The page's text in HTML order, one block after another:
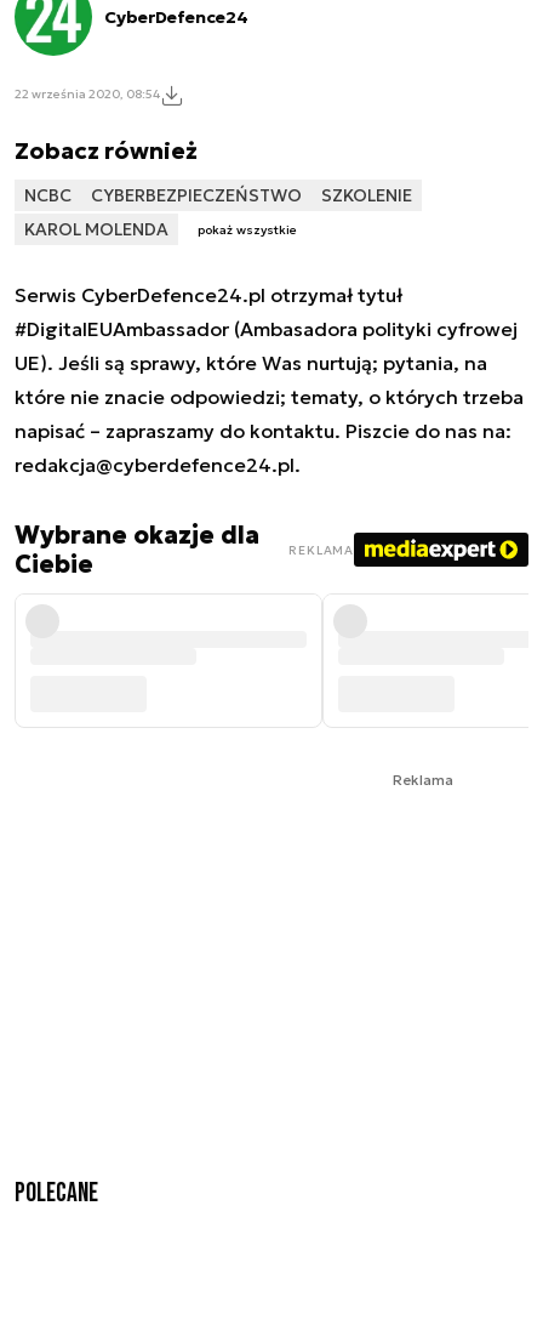
CyberDefence24
22 września 2020, 08:54
Zobacz również
NCBC CYBERBEZPIECZEŃSTWO
SZKOLENIE
KAROL MOLENDA
pokaż wszystkie
Serwis CyberDefence24.pl otrzymał tytuł
#DigitalEUAmbassador (Ambasadora polityki cyfrowej
UE). Jeśli są sprawy, które Was nurtują; pytania, na
które nie znacie odpowiedzi; tematy, o których trzeba
napisać – zapraszamy do kontaktu. Piszcie do nas na:
redakcja@cyberdefence24.pl.
Wybrane okazje dla
Ciebie
REKLAMA
Reklama
Polecane